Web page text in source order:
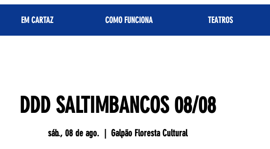
EM CARTAZ COMO FUNCIONA TEATROS
DDD SALTIMBANCOS 08/08
sáb., 08 de ago.
  |
Galpão Floresta Cultural